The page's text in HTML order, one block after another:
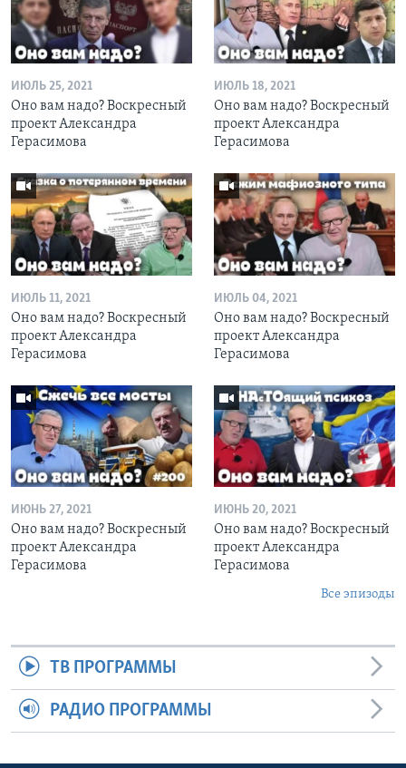
ИЮЛЬ 25, 2021
Оно вам надо? Воскресный
проект Александра
Герасимова
ИЮЛЬ 18, 2021
Оно вам надо? Воскресный
проект Александра
Герасимова
ИЮЛЬ 11, 2021
Оно вам надо? Воскресный
проект Александра
Герасимова
ИЮЛЬ 04, 2021
Оно вам надо? Воскресный
проект Александра
Герасимова
ИЮНЬ 27, 2021
Оно вам надо? Воскресный
проект Александра
Герасимова
ИЮНЬ 20, 2021
Оно вам надо? Воскресный
проект Александра
Герасимова
Все эпизоды
ТВ ПРОГРАММЫ
РАДИО ПРОГРАММЫ